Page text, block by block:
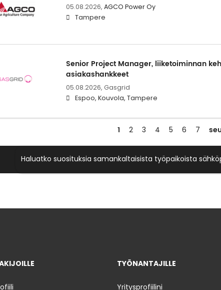
05.08.2026, AGCO Power Oy
Tampere
Senior Project Manager, liiketoiminnan
asiakashankkeet
05.08.2026, Gasgrid
Espoo, Kouvola, Tampere
1 2 3 4 5 6 7
Haluatko suosituksia samankaltaisista työpaikoista
TYÖNANTAJILLE
Yritysprofiilini